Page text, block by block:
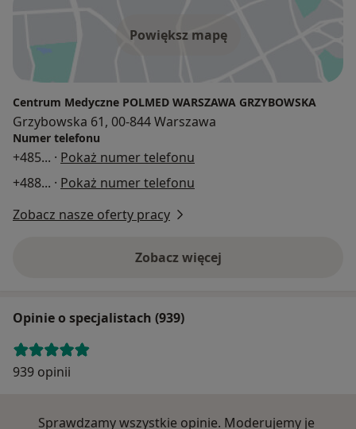
Powiększ mapę
Centrum Medyczne POLMED WARSZAWA GRZYBOWSKA
Grzybowska 61, 00-844 Warszawa
Numer telefonu
+485... · Pokaż numer telefonu
+488... · Pokaż numer telefonu
Zobacz nasze oferty pracy
Zobacz więcej
Opinie o specjalistach (939)
939 opinii
Sprawdzamy wszystkie opinie. Moderujemy je